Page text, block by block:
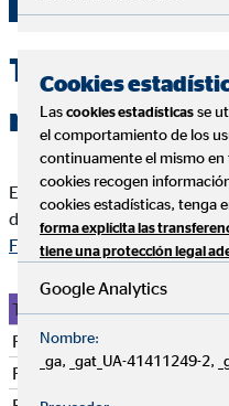
Tipos de
rentabilidad
Estas son las rentabilidades
de pensiones según datos de
Fondos de Pensiones.
Tipo de inversión
Renta Fija Euro
Renta Fija Euro a corto plazo
Cookies
Las cookies estadísticas se
el comportamiento de los
continuamente el mismo
cookies recogen
cookies estadísticas, tenga
forma explícita las
tiene una protección legal
Google Analytics
Nombre:
_ga, _gat_UA-41411249-2,